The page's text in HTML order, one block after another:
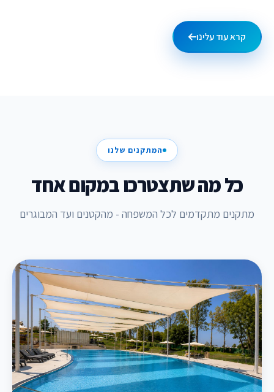
קרא עוד עלינו
המתקנים שלנו
כל מה שתצטרכו במקום אחד
מתקנים מתקדמים לכל המשפחה - מהקטנים ועד המבוגרים